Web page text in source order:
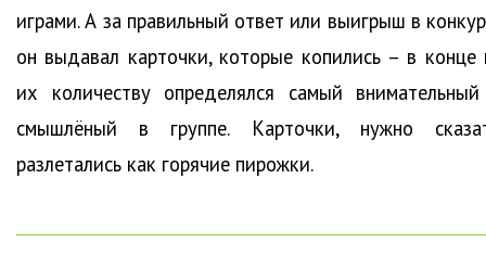
играми. А за правильный ответ или выигрыш в
он выдавал карточки, которые копились – в конце
их количеству определялся самый
смышлёный в группе. Карточки, нужно
разлетались как горячие пирожки.